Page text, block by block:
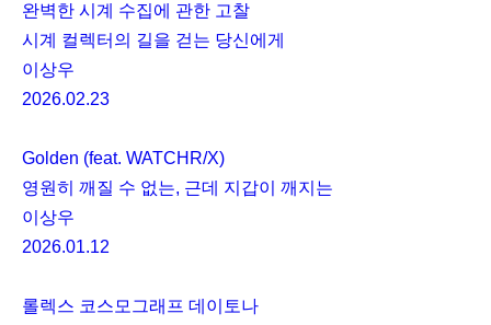
완벽한 시계 수집에 관한 고찰
시계 컬렉터의 길을 걷는 당신에게
이상우
2026.02.23
Golden (feat. WATCHR/X)
영원히 깨질 수 없는, 근데 지갑이 깨지는
이상우
2026.01.12
롤렉스 코스모그래프 데이토나